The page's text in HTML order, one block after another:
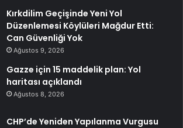
Kırkdilim Geçişinde Yeni Yol
Düzenlemesi Köylüleri Mağdur Etti:
Can Güvenliği Yok
Ağustos 9, 2026
Gazze için 15 maddelik plan: Yol
haritası açıklandı
Ağustos 8, 2026
CHP’de Yeniden Yapılanma Vurgusu